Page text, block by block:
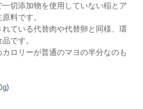
切添加物を使用していない稲とア
料です。
ている代替肉や代替卵と同様、環
です。
ロリーが普通のマヨの半分なのも
)